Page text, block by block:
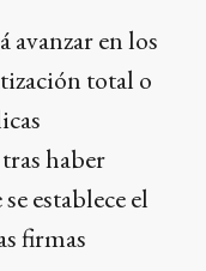
en los
total o
haber
establece el
firmas